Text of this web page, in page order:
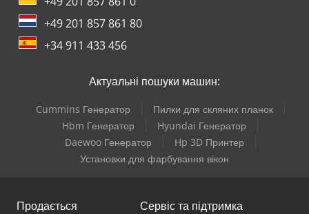
+49 201 857 861 80
+34 911 433 456
Актуальні пошуки машин:
Cummins Генератор
Пилки для скляних планок
Hbm Генератор
Hyundai Генератор
Daewoo Генератор
Hp 3D Принтер
Установки для фарбування вікон
Продається Сервіс та підтримка